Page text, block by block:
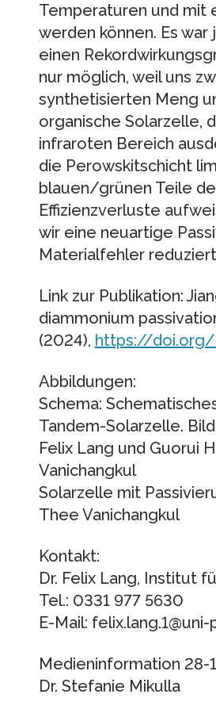
Temperaturen und mit
werden können. Es
einen
nur möglich, weil uns
synthetisierten Meng
organische Solarzelle,
infraroten Bereich
die Perowskitschicht
blauen/grünen Teile
Effizienzverluste
wir eine neuartige
Materialfehler
Link zur Publikation:
diammonium
(2024), https://doi.org/
Abbildungen:
Schema:
Tandem-Solarzelle.
Felix Lang und Guorui
Vanichangkul
Solarzelle mit
Thee Vanichangkul
Kontakt:
Dr. Felix Lang, Institut
Tel.: 0331 977 5630
E-Mail:
Medieninformation 28-
Dr. Stefanie Mikulla